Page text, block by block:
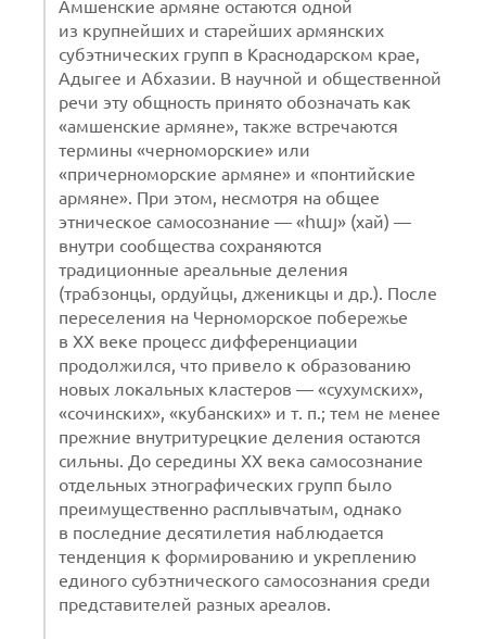
Амшенские армяне остаются одной
из крупнейших и старейших армянских
субэтнических групп в Краснодарском крае,
Адыгее и Абхазии. В научной и общественной
речи эту общность принято обозначать как
«амшенские армяне», также встречаются
термины «черноморские» или
«причерноморские армяне» и «понтийские
армяне». При этом, несмотря на общее
этническое самосознание — «հայ» (хай) —
внутри сообщества сохраняются
традиционные ареальные деления
(трабзонцы, ордуйцы, дженикцы и др.). После
переселения на Черноморское побережье
в XX веке процесс дифференциации
продолжился, что привело к образованию
новых локальных кластеров — «сухумских»,
«сочинских», «кубанских» и т. п.; тем не менее
прежние внутритурецкие деления остаются
сильны. До середины XX века самосознание
отдельных этнографических групп было
преимущественно расплывчатым, однако
в последние десятилетия наблюдается
тенденция к формированию и укреплению
единого субэтнического самосознания среди
представителей разных ареалов.